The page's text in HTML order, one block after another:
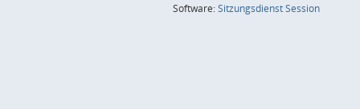
Software:SitzungsdienstSession(Wird in